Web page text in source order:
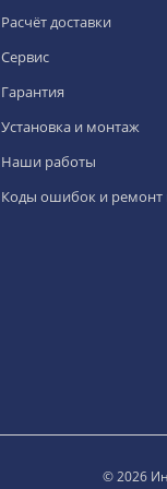
Расчёт доставки
Сервис
Гарантия
Установка и монтаж
Наши работы
Коды ошибок и ремонт
© 2026